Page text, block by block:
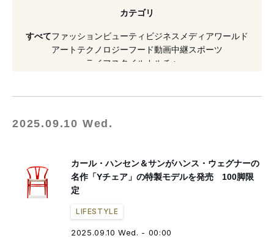
#ヴィンテージ
#値上げ
#デザイナー
カテゴリ
すべてファッションビューティ ビジネス メディアワールド
アート テクノロジーフード動画中継スポーツ
ライフスタイル
カルチャー
2025.09.10 Wed.
カール・ハンセン＆サンがハンス・ウェグナーの
名作「Yチェア」の特製モデルを発売 100脚限
定
LIFESTYLE
2025.09.10 Wed. - 00:00